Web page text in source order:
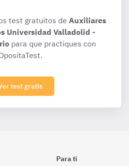
test gratuitos de Auxiliares
Universidad Valladolid -
para que practiques con
test gratis
Para ti